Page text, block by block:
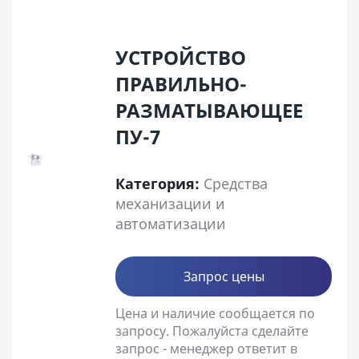
УСТРОЙСТВО
ПРАВИЛЬНО-
РАЗМАТЫВАЮЩЕЕ
ПУ-7
Категория: Средства
механизации и
автоматизации
Запрос цены
Цена и наличие сообщается по
запросу. Пожалуйста сделайте
запрос - менеджер ответит в